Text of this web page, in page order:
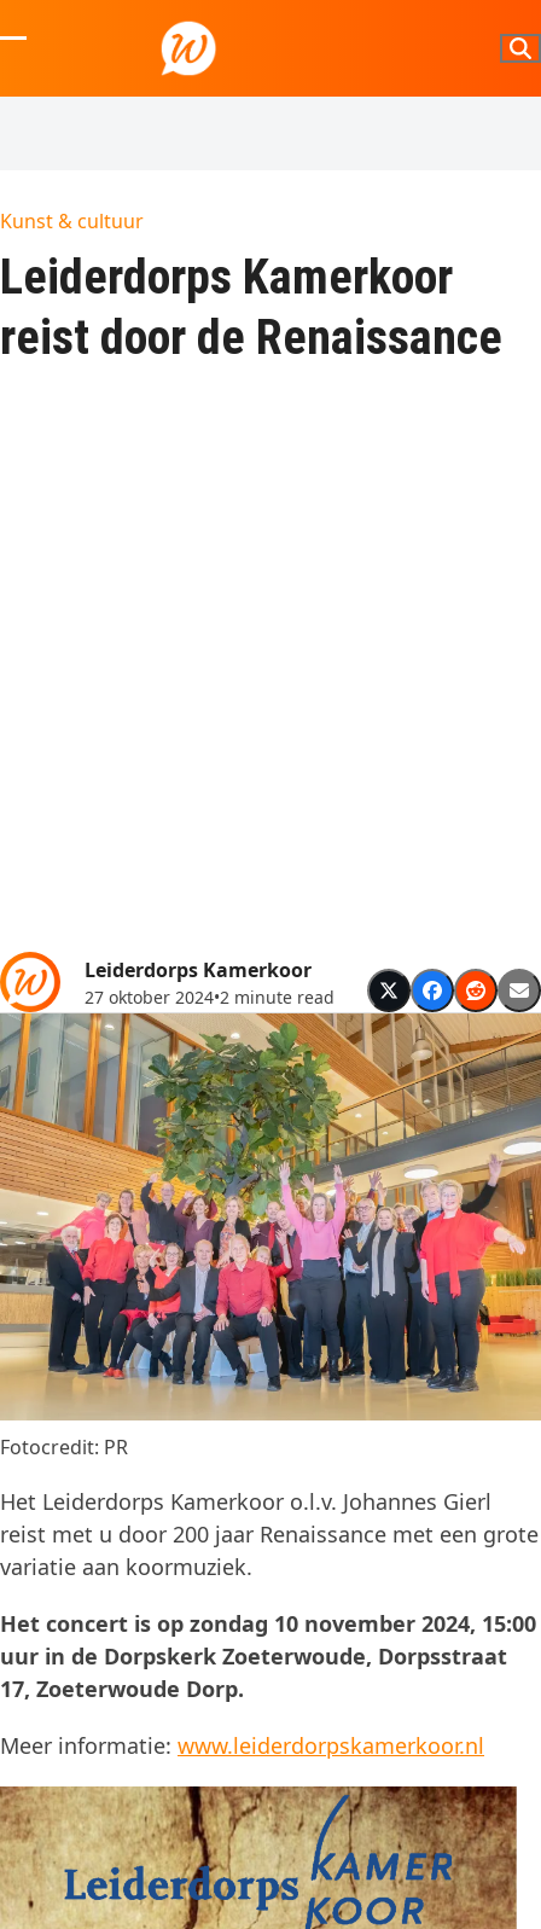
to
mobile
mobile
Kunst & cultuur
Leiderdorps Kamerkoor
reist door de Renaissance
Leiderdorps Kamerkoor
27 oktober 2024•2 minute read
Fotocredit: PR
Het Leiderdorps Kamerkoor o.l.v. Johannes Gierl
reist met u door 200 jaar Renaissance met een grote
variatie aan koormuziek.
Het concert is op zondag 10 november 2024, 15:00
uur in de Dorpskerk Zoeterwoude, Dorpsstraat
17, Zoeterwoude Dorp.
Meer informatie: www.leiderdorpskamerkoor.nl